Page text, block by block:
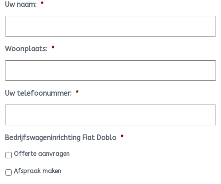
Uw naam: *
Woonplaats: *
Uw telefoonummer: *
Bedrijfswageninrichting Fiat Doblo *
Offerte aanvragen
Afspraak maken